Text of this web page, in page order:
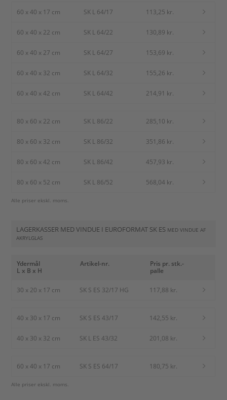
60 x 40 x 17 cm SK L 64/17 113,25 kr.
60 x 40 x 22 cm SK L 64/22 130,89 kr.
60 x 40 x 27 cm SK L 64/27 153,69 kr.
60 x 40 x 32 cm SK L 64/32 155,26 kr.
60 x 40 x 42 cm SK L 64/42 214,91 kr.
80 x 60 x 22 cm SK L 86/22 285,10 kr.
80 x 60 x 32 cm SK L 86/32 351,86 kr.
80 x 60 x 42 cm SK L 86/42 457,93 kr.
80 x 60 x 52 cm SK L 86/52 568,04 kr.
Alle priser ekskl. moms.
LAGERKASSER MED VINDUE I EUROFORMAT SK ES MED VINDUE AF
AKRYLGLAS
Ydermål
L x B x H
Artikel-nr.
Pris pr. stk.-
palle
30 x 20 x 17 cm SK S ES 32/17 HG 117,88 kr.
40 x 30 x 17 cm SK S ES 43/17 142,55 kr.
40 x 30 x 32 cm SK L ES 43/32 201,08 kr.
60 x 40 x 17 cm SK S ES 64/17 180,75 kr.
Alle priser ekskl. moms.